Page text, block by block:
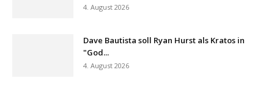
4. August 2026
Dave Bautista soll Ryan Hurst als Kratos in
"God...
4. August 2026